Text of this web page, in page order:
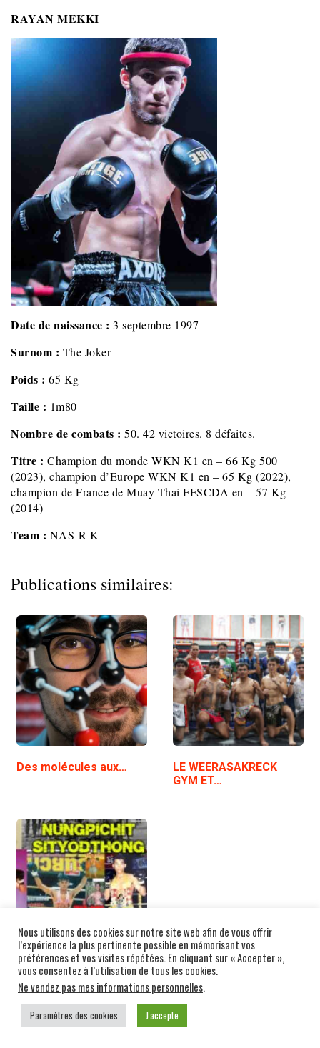
RAYAN MEKKI
Date de naissance : 3 septembre 1997
Surnom : The Joker
Poids : 65 Kg
Taille : 1m80
Nombre de combats : 50. 42 victoires. 8 défaites.
Titre : Champion du monde WKN K1 en – 66 Kg 500
(2023), champion d’Europe WKN K1 en – 65 Kg (2022),
champion de France de Muay Thai FFSCDA en – 57 Kg
(2014)
Team : NAS-R-K
Publications similaires:
Des molécules aux…
LE WEERASAKRECK
GYM ET…
NUNGPICHIT
SITYODTHONG…
Nous utilisons des cookies sur notre site web afin de vous offrir
l’expérience la plus pertinente possible en mémorisant vos
préférences et vos visites répétées. En cliquant sur « Accepter »,
vous consentez à l’utilisation de tous les cookies.
Ne vendez pas mes informations personnelles.
Paramètres des cookies J'accepte